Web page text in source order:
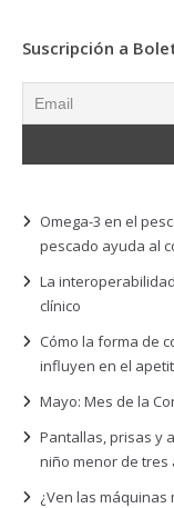
Suscripción a
Omega-3 en el
pescado ayuda al
La
clínico
Cómo la forma de
influyen en el
Mayo: Mes de la
Pantallas, prisas y
niño menor de tres
¿Ven las